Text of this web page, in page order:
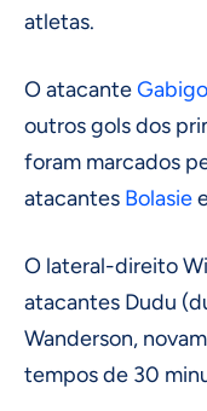
atletas.
O atacante
outros gols dos
foram marcados
atacantes Bolasie
O lateral-direito
atacantes Dudu
Wanderson,
tempos de 30